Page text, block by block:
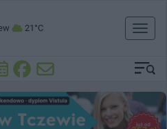
21°C
Toggle